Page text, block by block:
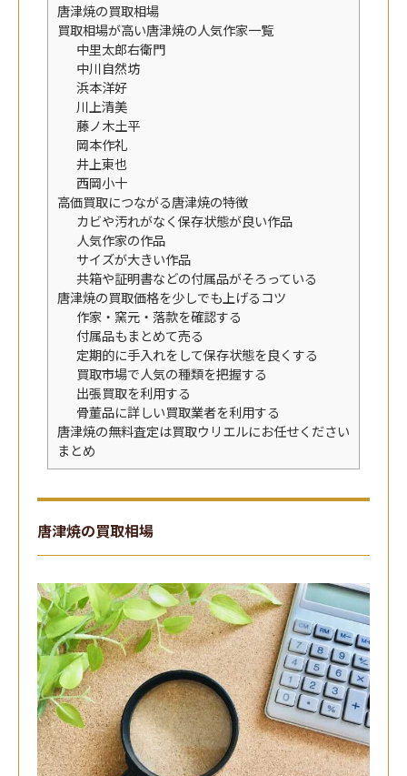
唐津焼の買取相場
買取相場が高い唐津焼の人気作家一覧
中里太郎右衛門
中川自然坊
浜本洋好
川上清美
藤ノ木土平
岡本作礼
井上東也
西岡小十
高価買取につながる唐津焼の特徴
カビや汚れがなく保存状態が良い作品
人気作家の作品
サイズが大きい作品
共箱や証明書などの付属品がそろっている
唐津焼の買取価格を少しでも上げるコツ
作家・窯元・落款を確認する
付属品もまとめて売る
定期的に手入れをして保存状態を良くする
買取市場で人気の種類を把握する
出張買取を利用する
骨董品に詳しい買取業者を利用する
唐津焼の無料査定は買取ウリエルにお任せください
まとめ
唐津焼の買取相場